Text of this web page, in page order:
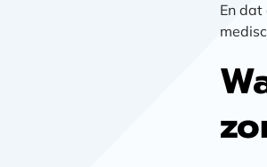
En dat